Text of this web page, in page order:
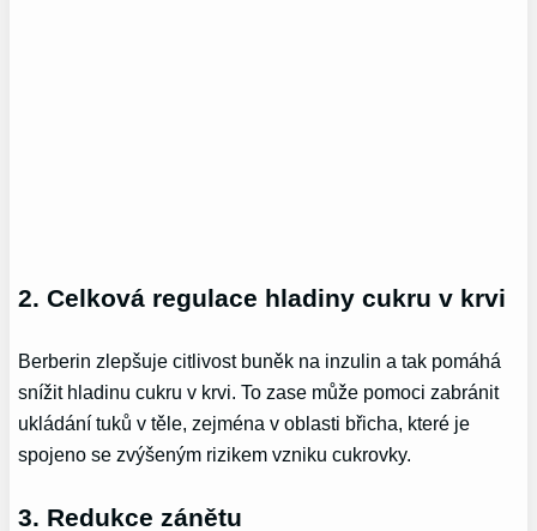
2. Celková regulace hladiny cukru v krvi
Berberin zlepšuje citlivost buněk na inzulin a tak pomáhá
snížit hladinu cukru v krvi. To zase může pomoci zabránit
ukládání tuků v těle, zejména v oblasti břicha, které je
spojeno se zvýšeným rizikem vzniku cukrovky.
3. Redukce zánětu